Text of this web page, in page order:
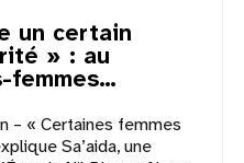
un certain
» : au
femmes…
– « Certaines femmes
Sa’aida, une